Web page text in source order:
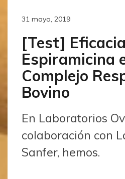
31 mayo, 2019
[Test]
Espiramicina
Complejo
Bovino
En Laboratorios
colaboración con
Sanfer, hemos.